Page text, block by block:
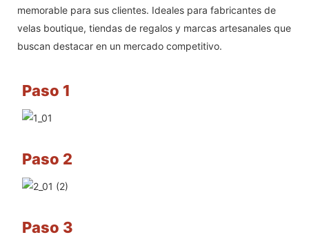
memorable para sus clientes. Ideales para fabricantes de
velas boutique, tiendas de regalos y marcas artesanales que
buscan destacar en un mercado competitivo.
Paso 1
Paso 2
Paso 3